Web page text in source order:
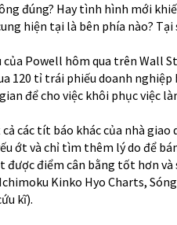
đúng? Hay tình hình mới
hiện tại là bên phía nào?
Powell hôm qua trên Wall
120 tỉ trái phiếu doanh
để cho việc khôi phục việc
các tít báo khác của nhà giao
ớt và chỉ tìm thêm lý do để
được điểm cân bằng tốt hơn và
Kinko Hyo Charts,
kĩ).